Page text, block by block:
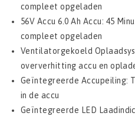
compleet opgeladen
56V Accu 6.0 Ah Accu: 45
compleet opgeladen
Ventilatorgekoeld
oververhitting accu en
Geïntegreerde Accupeiling:
in de accu
Geïntegreerde LED